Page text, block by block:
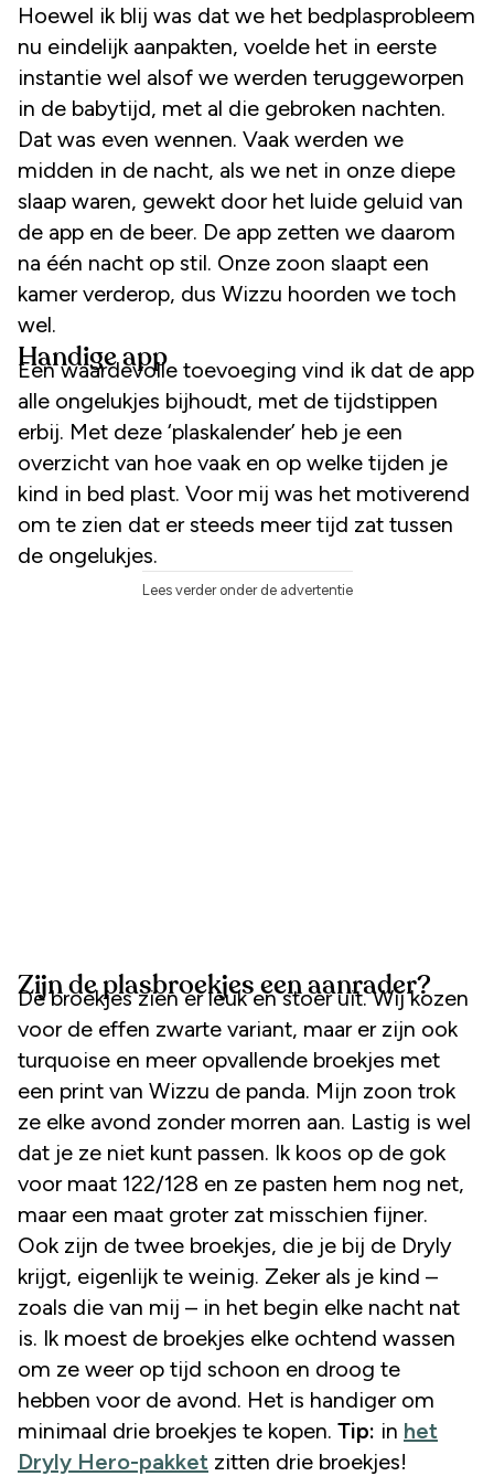
Hoewel ik blij was dat we het bedplasprobleem
nu eindelijk aanpakten, voelde het in eerste
instantie wel alsof we werden teruggeworpen
in de babytijd, met al die gebroken nachten.
Dat was even wennen. Vaak werden we
midden in de nacht, als we net in onze diepe
slaap waren, gewekt door het luide geluid van
de app en de beer. De app zetten we daarom
na één nacht op stil. Onze zoon slaapt een
kamer verderop, dus Wizzu hoorden we toch
wel.
Handige app
Een waardevolle toevoeging vind ik dat de app
alle ongelukjes bijhoudt, met de tijdstippen
erbij. Met deze ‘plaskalender’ heb je een
overzicht van hoe vaak en op welke tijden je
kind in bed plast. Voor mij was het motiverend
om te zien dat er steeds meer tijd zat tussen
de ongelukjes.
Lees verder onder de advertentie
Zijn de plasbroekjes een aanrader?
De broekjes zien er leuk en stoer uit. Wij kozen
voor de effen zwarte variant, maar er zijn ook
turquoise en meer opvallende broekjes met
een print van Wizzu de panda. Mijn zoon trok
ze elke avond zonder morren aan. Lastig is wel
dat je ze niet kunt passen. Ik koos op de gok
voor maat 122/128 en ze pasten hem nog net,
maar een maat groter zat misschien fijner.
Ook zijn de twee broekjes, die je bij de Dryly
krijgt, eigenlijk te weinig. Zeker als je kind –
zoals die van mij – in het begin elke nacht nat
is. Ik moest de broekjes elke ochtend wassen
om ze weer op tijd schoon en droog te
hebben voor de avond. Het is handiger om
minimaal drie broekjes te kopen. Tip: in het
Dryly Hero-pakket zitten drie broekjes!